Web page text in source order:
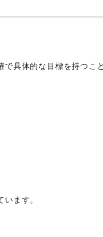
で具体的な目標を持つこ
います。